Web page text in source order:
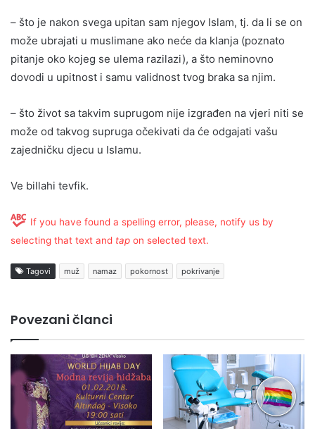
– što je nakon svega upitan sam njegov Islam, tj. da li se on
može ubrajati u muslimane ako neće da klanja (poznato
pitanje oko kojeg se ulema razilazi), a što neminovno
dovodi u upitnost i samu validnost tvog braka sa njim.
– što život sa takvim suprugom nije izgrađen na vjeri niti se
može od takvog supruga očekivati da će odgajati vašu
zajedničku djecu u Islamu.
Ve billahi tevfik.
If you have found a spelling error, please, notify us by
selecting that text and tap on selected text.
Tagovi muž namaz pokornost pokrivanje
Povezani članci